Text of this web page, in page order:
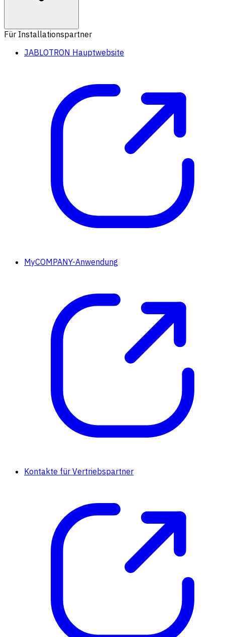
Für Installationspartner
JABLOTRON Hauptwebsite
MyCOMPANY-Anwendung
Kontakte für Vertriebspartner